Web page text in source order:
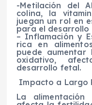
-Metilación del
colina, la
juegan un rol en
para el desarrollo
– Inflamación y
rica en
puede
oxidativo,
desarrollo fetal.
Impacto a Largo
La alimentación